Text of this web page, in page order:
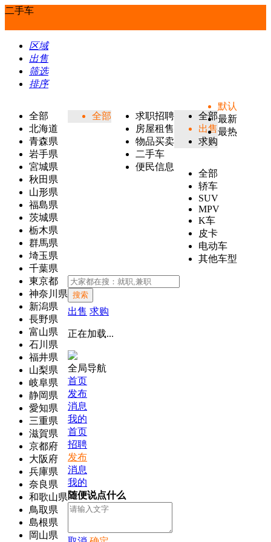
二手车
区域
出售
筛选
排序
全部
北海道
青森県
岩手県
宮城県
秋田県
山形県
福島県
茨城県
栃木県
群馬県
埼玉県
千葉県
東京都
神奈川県
新潟県
長野県
富山県
石川県
福井県
山梨県
岐阜県
静岡県
愛知県
三重県
滋賀県
京都府
大阪府
兵庫県
奈良県
和歌山県
鳥取県
島根県
岡山県
全部
求职招聘
房屋租售
物品买卖
二手车
便民信息
全部
出售
求购
全部
轿车
SUV
MPV
K车
皮卡
电动车
其他车型
默认
最新
最热
搜索
出售 求购
正在加载...
全局导航
首页
发布
消息
我的
首页
招聘
发布
消息
我的
随便说点什么